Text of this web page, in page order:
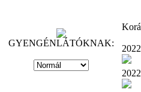
GYENGÉNLÁTÓKNAK: